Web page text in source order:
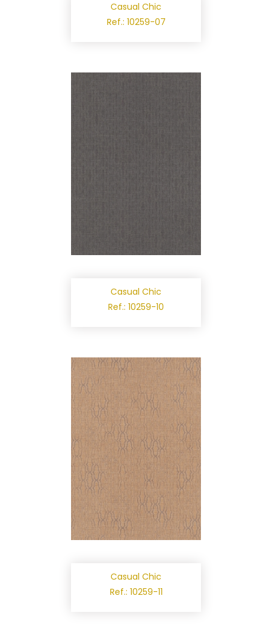
Casual Chic
Ref.: 10259-07
Casual Chic
Ref.: 10259-10
Casual Chic
Ref.: 10259-11